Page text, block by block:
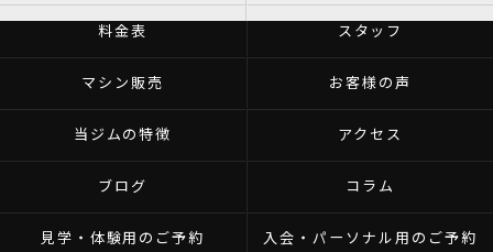
料金表 スタッフ
マシン販売 お客様の声
当ジムの特徴 アクセス
ブログ コラム
見学・体験用のご予約 入会・パーソナル用のご予約